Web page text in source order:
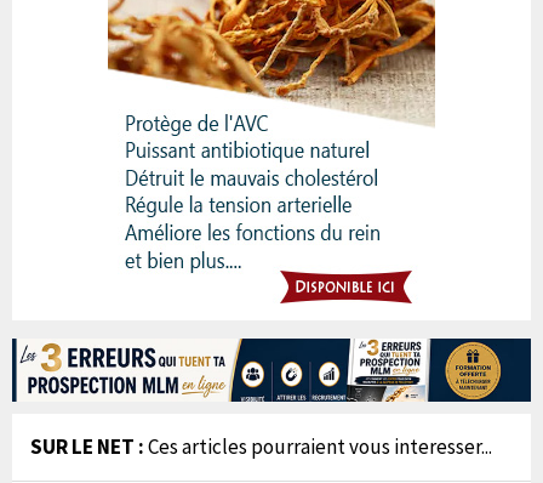
SUR LE NET :Ces articles pourraient vous interesser...